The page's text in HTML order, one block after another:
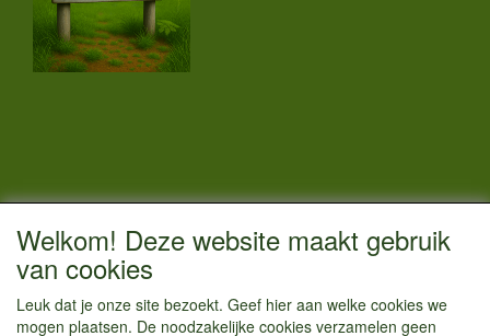
CONTACTGEGEVENS
Vestigingsadres:
Hoofdweg 36
Welkom! Deze website maakt gebruik
van cookies
Leuk dat je onze site bezoekt. Geef hier aan welke cookies we
mogen plaatsen. De noodzakelijke cookies verzamelen geen